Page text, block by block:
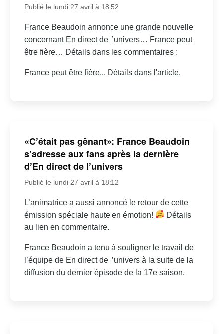
Publié le lundi 27 avril à 18:52
France Beaudoin annonce une grande nouvelle
concernant En direct de l’univers… France peut
être fière… Détails dans les commentaires :
France peut être fière... Détails dans l'article.
«C’était pas gênant»: France Beaudoin
s’adresse aux fans après la dernière
d’En direct de l’univers
Publié le lundi 27 avril à 18:12
L’animatrice a aussi annoncé le retour de cette
émission spéciale haute en émotion!
Détails
au lien en commentaire.
France Beaudoin a tenu à souligner le travail de
l’équipe de En direct de l’univers à la suite de la
diffusion du dernier épisode de la 17e saison.